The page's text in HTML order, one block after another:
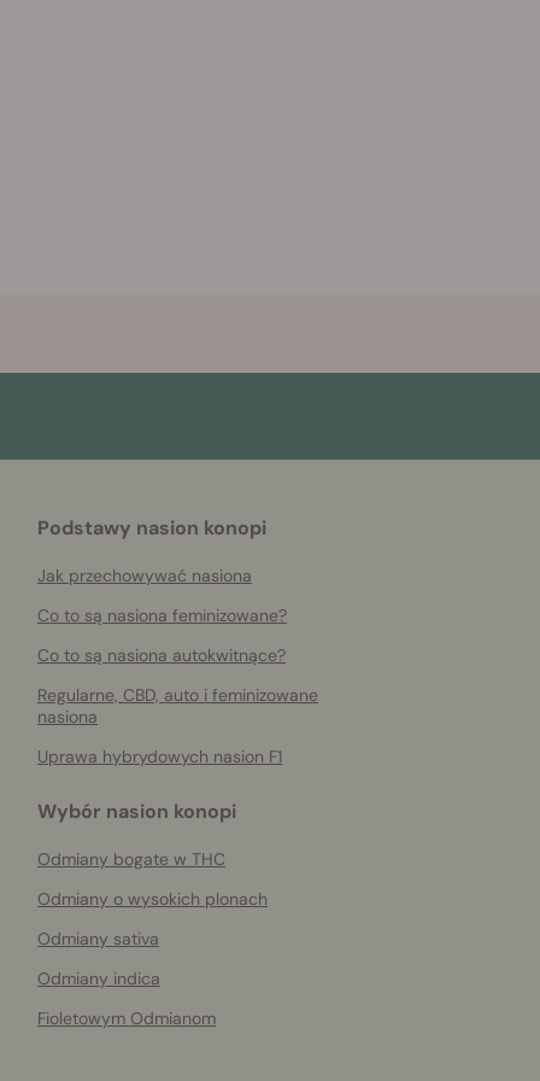
Podstawy nasion konopi
Jak przechowywać nasiona
Co to są nasiona feminizowane?
Co to są nasiona autokwitnące?
Regularne, CBD, auto i feminizowane
nasiona
Uprawa hybrydowych nasion F1
Wybór nasion konopi
Odmiany bogate w THC
Odmiany o wysokich plonach
Odmiany sativa
Odmiany indica
Fioletowym Odmianom